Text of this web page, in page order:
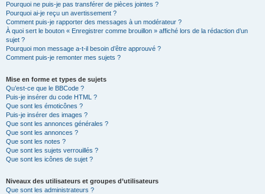
Pourquoi ne puis-je pas transférer de pièces jointes ?
Pourquoi ai-je reçu un avertissement ?
Comment puis-je rapporter des messages à un modérateur ?
À quoi sert le bouton « Enregistrer comme brouillon » affiché lors de la rédaction d’un
sujet ?
Pourquoi mon message a-t-il besoin d’être approuvé ?
Comment puis-je remonter mes sujets ?
Mise en forme et types de sujets
Qu’est-ce que le BBCode ?
Puis-je insérer du code HTML ?
Que sont les émoticônes ?
Puis-je insérer des images ?
Que sont les annonces générales ?
Que sont les annonces ?
Que sont les notes ?
Que sont les sujets verrouillés ?
Que sont les icônes de sujet ?
Niveaux des utilisateurs et groupes d’utilisateurs
Que sont les administrateurs ?